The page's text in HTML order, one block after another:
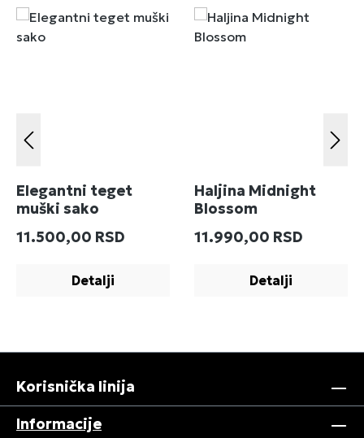
Elegantni teget
muški sako
Redovna cena:
11.500,00 RSD
Detalji
Haljina Midnight
Blossom
Redovna cena:
11.990,00 RSD
Detalji
Korisnička linija
Informacije